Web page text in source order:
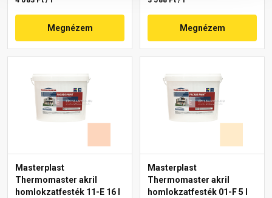
Megnézem Megnézem
Masterplast
Thermomaster akril
homlokzatfesték 11-E 16 l
Masterplast
Thermomaster akril
homlokzatfesték 01-F 5 l